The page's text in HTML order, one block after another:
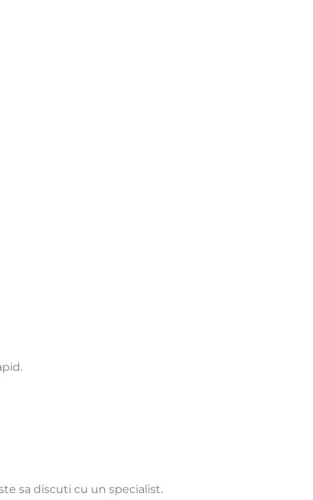
sa discuti cu un specialist.